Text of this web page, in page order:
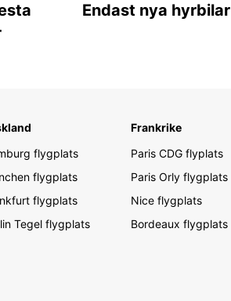
Endast nya hyrbilar
flygplats
flygplats
flygplats
Tegel flygplats
Frankrike
Paris CDG flyplats
Paris Orly flygplats
Nice flygplats
Bordeaux flygplats